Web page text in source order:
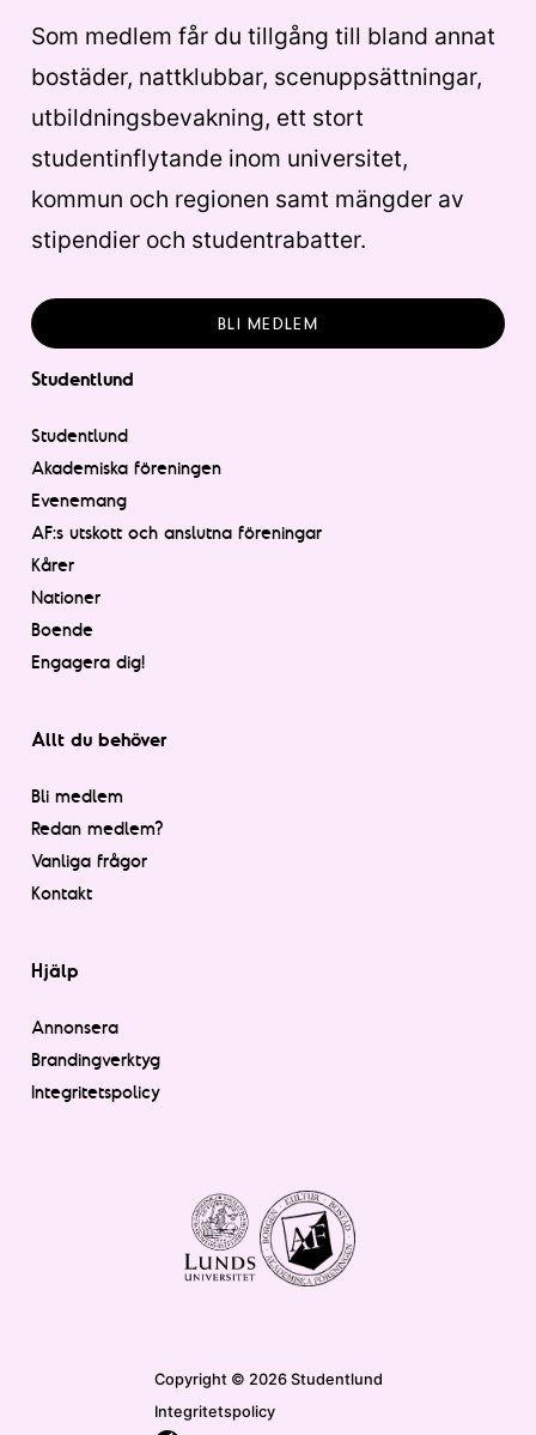
Som medlem får du tillgång till bland annat
bostäder, nattklubbar, scenuppsättningar,
utbildningsbevakning, ett stort
studentinflytande inom universitet,
kommun och regionen samt mängder av
stipendier och studentrabatter.
BLI MEDLEM
Studentlund
Studentlund
Akademiska föreningen
Evenemang
AF:s utskott och anslutna föreningar
Kårer
Nationer
Boende
Engagera dig!
Allt du behöver
Bli medlem
Redan medlem?
Vanliga frågor
Kontakt
Hjälp
Annonsera
Brandingverktyg
Integritetspolicy
Copyright © 2026 Studentlund
Integritetspolicy